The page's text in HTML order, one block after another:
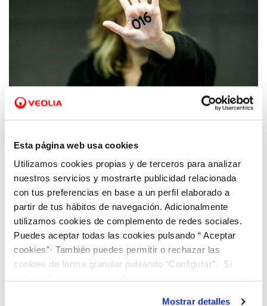
Esta página web usa cookies
Utilizamos cookies propias y de terceros para analizar
nuestros servicios y mostrarte publicidad relacionada
con tus preferencias en base a un perfil elaborado a
partir de tus hábitos de navegación. Adicionalmente
utilizamos cookies de complemento de redes sociales.
Puedes aceptar todas las cookies pulsando “ Aceptar
cookies”· También puedes permitir o rechazar las
cookies de forma granular pulsando “Configurar”. Si
Mostrar detalles
03 JUL 2023
adhieren al convenio del Ministerio de
Igualdad contra la violencia de género